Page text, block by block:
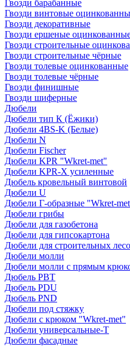
Гвозди барабанные
Гвозди винтовые
Гвозди декоративные
Гвозди ершеные
Гвозди строительные
Гвозди строительные чёрные
Гвозди толевые оцинкованные
Гвозди толевые чёрные
Гвозди финишные
Гвозди шиферные
Дюбели
Дюбели тип К (Ёжики)
Дюбели 4BS-K (Белые)
Дюбели N
Дюбели Fischer
Дюбели KPR "Wkret-met"
Дюбели KPR-Х усиленные
Дюбель кровельный винтовой
Дюбели U
Дюбели Г-образные "Wkret-
Дюбели грибы
Дюбели для газобетона
Дюбели для гипсокартона
Дюбели для строительных
Дюбели молли
Дюбели молли с прямым
Дюбель PBT
Дюбель PDU
Дюбель PND
Дюбели под стяжку
Дюбели с крюком "Wkret-met"
Дюбели универсальные-Т
Дюбели фасадные